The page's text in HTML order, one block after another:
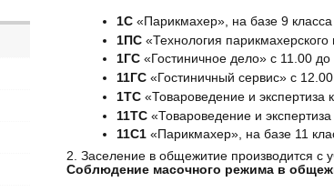
1С«Парикмахер», на базе 9
1ПС«Технология парикмахерского
1ГС«Гостиничное дело» с 11.00 до
11ГС«Гостиничный сервис» с
1ТС«Товароведение и экспертиза
11ТС«Товароведение и экспертиза
11С1«Парикмахер», на базе 11
2. Заселение в общежитие производится с
Соблюдение масочного режима в